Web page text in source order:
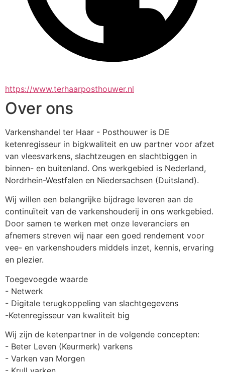
https://www.terhaarposthouwer.nl
Over ons
Varkenshandel ter Haar - Posthouwer is DE
ketenregisseur in bigkwaliteit en uw partner voor afzet
van vleesvarkens, slachtzeugen en slachtbiggen in
binnen- en buitenland. Ons werkgebied is Nederland,
Nordrhein-Westfalen en Niedersachsen (Duitsland).
Wij willen een belangrijke bijdrage leveren aan de
continuïteit van de varkenshouderij in ons werkgebied.
Door samen te werken met onze leveranciers en
afnemers streven wij naar een goed rendement voor
vee- en varkenshouders middels inzet, kennis, ervaring
en plezier.
Toegevoegde waarde
- Netwerk
- Digitale terugkoppeling van slachtgegevens
-Ketenregisseur van kwaliteit big
Wij zijn de ketenpartner in de volgende concepten:
- Beter Leven (Keurmerk) varkens
- Varken van Morgen